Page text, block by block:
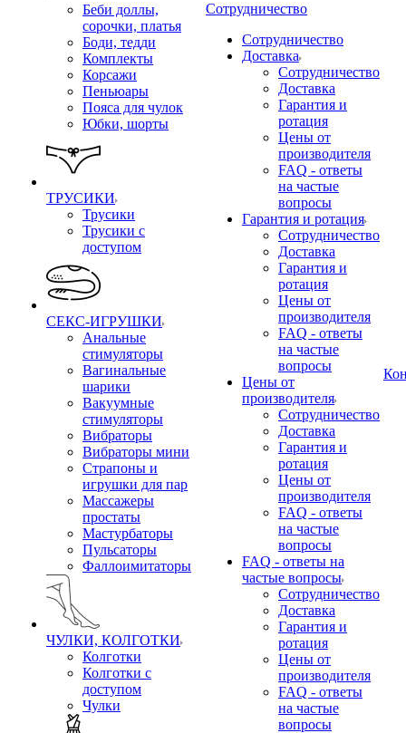
Беби доллы,
сорочки, платья
Боди, тедди
Комплекты
Корсажи
Пеньюары
Пояса для чулок
Юбки, шорты
ТРУСИКИ
Трусики
Трусики с
доступом
СЕКС-ИГРУШКИ
Анальные
стимуляторы
Вагинальные
шарики
Вакуумные
стимуляторы
Вибраторы
Вибраторы мини
Страпоны и
игрушки для пар
Массажеры
простаты
Мастурбаторы
Пульсаторы
Фаллоимитаторы
ЧУЛКИ, КОЛГОТКИ
Колготки
Колготки с
доступом
Чулки
Сотрудничество
Сотрудничество
Доставка
Сотрудничество
Доставка
Гарантия и
ротация
Цены от
производителя
FAQ - ответы
на частые
вопросы
Гарантия и ротация
Сотрудничество
Доставка
Гарантия и
ротация
Цены от
производителя
FAQ - ответы
на частые
вопросы
Цены от
производителя
Сотрудничество
Доставка
Гарантия и
ротация
Цены от
производителя
FAQ - ответы
на частые
вопросы
FAQ - ответы на
частые вопросы
Сотрудничество
Доставка
Гарантия и
ротация
Цены от
производителя
FAQ - ответы
на частые
вопросы